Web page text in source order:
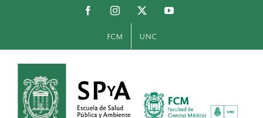
FacebookInstagram YouTube
FCM UNC